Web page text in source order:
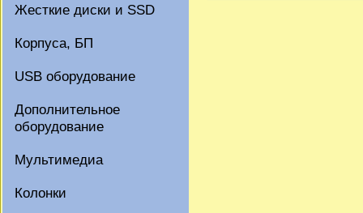
Жесткие диски и SSD
Корпуса, БП
USB оборудование
Дополнительное
оборудование
Мультимедиа
Колонки